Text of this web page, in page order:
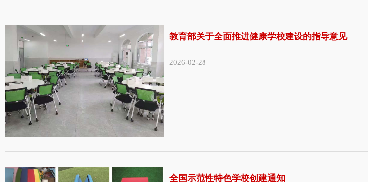
教育部关于全面推进健康学校建设的指导意见
2026-02-28
全国示范性特色学校创建通知